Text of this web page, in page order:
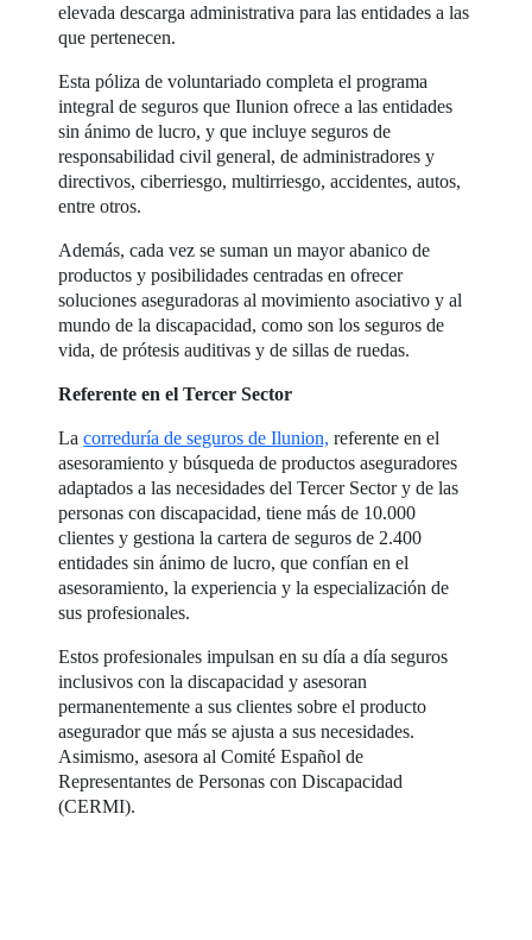
elevada descarga administrativa para las entidades a las
que pertenecen.
Esta póliza de voluntariado completa el programa
integral de seguros que Ilunion ofrece a las entidades
sin ánimo de lucro, y que incluye seguros de
responsabilidad civil general, de administradores y
directivos, ciberriesgo, multirriesgo, accidentes, autos,
entre otros.
Además, cada vez se suman un mayor abanico de
productos y posibilidades centradas en ofrecer
soluciones aseguradoras al movimiento asociativo y al
mundo de la discapacidad, como son los seguros de
vida, de prótesis auditivas y de sillas de ruedas.
Referente en el Tercer Sector
Lacorreduría de seguros de Ilunion, referente en el
asesoramiento y búsqueda de productos aseguradores
adaptados a las necesidades del Tercer Sector y de las
personas con discapacidad, tiene más de 10.000
clientes y gestiona la cartera de seguros de 2.400
entidades sin ánimo de lucro, que confían en el
asesoramiento, la experiencia y la especialización de
sus profesionales.
Estos profesionales impulsan en su día a día seguros
inclusivos con la discapacidad y asesoran
permanentemente a sus clientes sobre el producto
asegurador que más se ajusta a sus necesidades.
Asimismo, asesora al Comité Español de
Representantes de Personas con Discapacidad
(CERMI).